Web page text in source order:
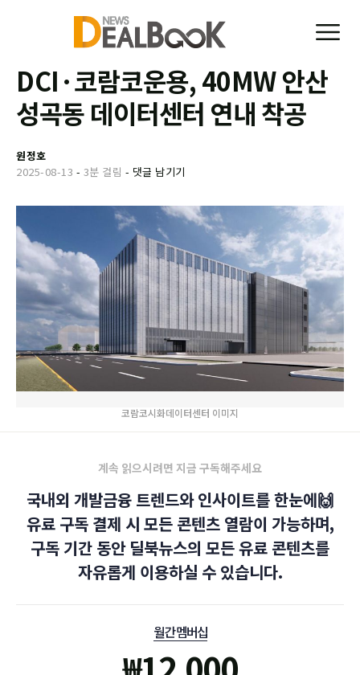
DCI·코람코운용, 40MW 안산
성곡동 데이터센터 연내 착공
원정호
2025-08-13 - 3분 걸림 - 댓글 남기기
코람코시화데이터센터 이미지
계속 읽으시려면 지금 구독해주세요
국내외 개발금융 트렌드와 인사이트를 한눈에🙌
유료 구독 결제 시 모든 콘텐츠 열람이 가능하며,
구독 기간 동안 딜북뉴스의 모든 유료 콘텐츠를
자유롭게 이용하실 수 있습니다.
월간 멤버십